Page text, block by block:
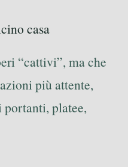
casa
“cattivi”, ma che
più attente,
platee,